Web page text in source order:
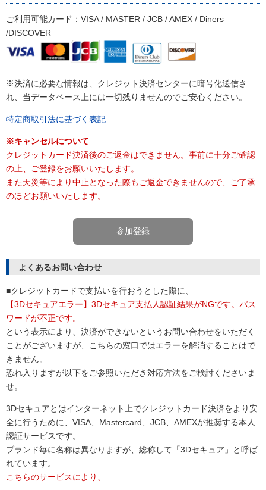
ご利用可能カード：VISA / MASTER / JCB / AMEX / Diners
/DISCOVER
※決済に必要な情報は、クレジット決済センターに暗号化送信さ
れ、当データベース上には一切残りませんのでご安心ください。
特定商取引法に基づく表記
※キャンセルについて
クレジットカード決済後のご返金はできません。事前に十分ご確認
の上、ご登録をお願いいたします。
また天災等により中止となった際もご返金できませんので、ご了承
のほどお願いいたします。
参加登録
よくあるお問い合わせ
■クレジットカードで支払いを行おうとした際に、
【3Dセキュアエラー】3Dセキュア支払人認証結果がNGです。パス
ワードが不正です。
という表示により、決済ができないというお問い合わせをいただく
ことがございますが、こちらの窓口ではエラーを解消することはで
きません。
恐れ入りますが以下をご参照いただき対応方法をご検討くださいま
せ。
3Dセキュアとはインターネット上でクレジットカード決済をより安
全に行うために、VISA、Mastercard、JCB、AMEXが推奨する本人
認証サービスです。
ブランド毎に名称は異なりますが、総称して「3Dセキュア」と呼ば
れています。
こちらのサービスにより、